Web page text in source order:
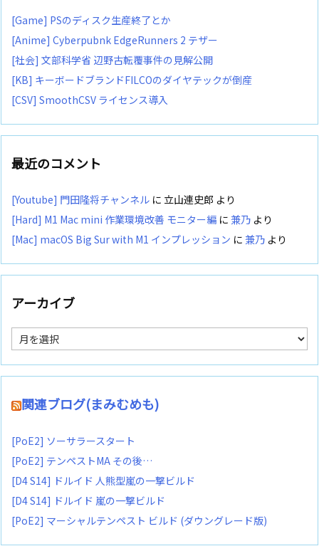
[Game] PSのディスク生産終了とか
[Anime] Cyberpubnk EdgeRunners 2 テザー
[社会] 文部科学省 辺野古転覆事件の見解公開
[KB] キーボードブランドFILCOのダイヤテックが倒産
[CSV] SmoothCSV ライセンス導入
最近のコメント
[Youtube] 門田隆将チャンネル に 立山連史郎 より
[Hard] M1 Mac mini 作業環境改善 モニター編 に 兼乃 より
[Mac] macOS Big Sur with M1 インプレッション に 兼乃 より
アーカイブ
ア
ー
カ
イ
関連ブログ(まみむめも)
[PoE2] ソーサラースタート
[PoE2] テンペストMA その後…
[D4 S14] ドルイド 人熊型嵐の一撃ビルド
[D4 S14] ドルイド 嵐の一撃ビルド
[PoE2] マーシャルテンペスト ビルド (ダウングレード版)